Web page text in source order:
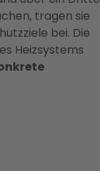
tragen sie
bei. Die
Heizsystems